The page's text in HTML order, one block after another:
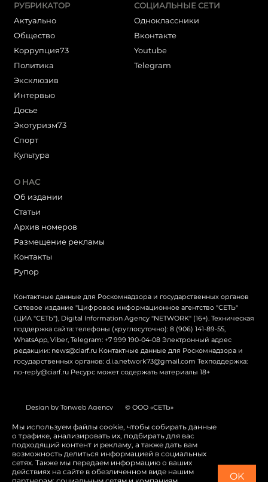
РУБРИКАТОР
Актуально
Общество
Коррупция73
Политика
Эксклюзив
Интервью
Досье
Экотуризм73
Cпорт
Культура
СОЦИАЛЬНЫЕ СЕТИ
Одноклассники
Вконтакте
Youtube
Telegram
О НАС
Об издании
Статьи
Архив номеров
Размещение рекламы
Контакты
Рупор
Контактные данные для Роскомнадзора и государственных органов
Сетевое издание "Цифровое информационное агентство "СЕТЬ"
(ЦИА "СЕТЬ"), Digital Information Agency "NETWORK" (16+). Техническая
поддержка сайта: телефоны (круглосуточно): 8 (906) 141-89-55,
WhatsApp, Viber, Telegram: +7 999 190-04-08 Электронный адрес
редакции: news@ciarf.ru Контактные данные для Роскомнадзора и
государственных органов: d.i.a.network73@gmail.com Техподдержка:
no-reply@ciarf.ru Ресурс может содержать материалы 18+
Design by Tonweb Agency © ООО «СЕТЬ»
Политика конфиденциальности Карта сайта
Switch to English
Мы используем файлы cookie, чтобы собирать данные
о трафике, анализировать их, подбирать для вас
подходящий контент и рекламу, а также дать вам
возможность делиться информацией в социальных
сетях. Также мы передаем информацию о ваших
действиях на сайте в обезличенном виде нашим
OK